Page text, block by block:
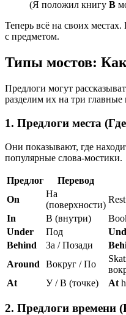
(Я положил книгу В
Теперь всё на своих местах.
с предметом.
Типы мостов:
Предлоги могут
разделим их на три
1. Предлоги места
Они показывают, где
популярные слова-мостики.
Предлог Перевод
On
На
(поверхности)
Rest
In
В (внутри)
Under
Под
Behind
За / Позади
Around
Вокруг / По
At
У / В (точке) At
2. Предлоги времени